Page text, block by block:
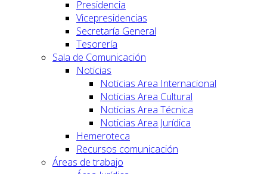
Presidencia
Vicepresidencias
Secretaría General
Tesorería
Sala de Comunicación
Noticias
Noticias Area Internacional
Noticias Area Cultural
Noticias Area Técnica
Noticias Area Jurídica
Hemeroteca
Recursos comunicación
Áreas de trabajo